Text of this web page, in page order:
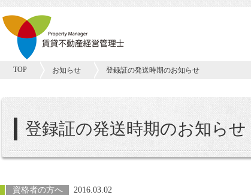
TOP お知らせ 登録証の発送時期のお知らせ
登録証の発送時期のお知らせ
資格者の方へ 2016.03.02